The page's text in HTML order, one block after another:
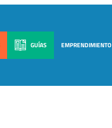
GUÍAS EMPRENDIMIENTO